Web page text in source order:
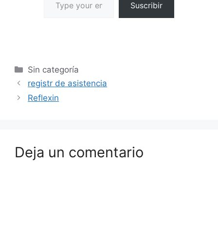
Suscribir
Sin categoría
registr de asistencia
Reflexin
Deja un comentario